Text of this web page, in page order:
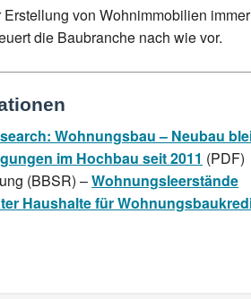
von Wohnimmobilien
die Baubranche nach wie vor.
Wohnungsbau – Neubau
im Hochbau seit 2011 (PDF)
(BBSR) –Wohnungsleerstände
Haushalte für